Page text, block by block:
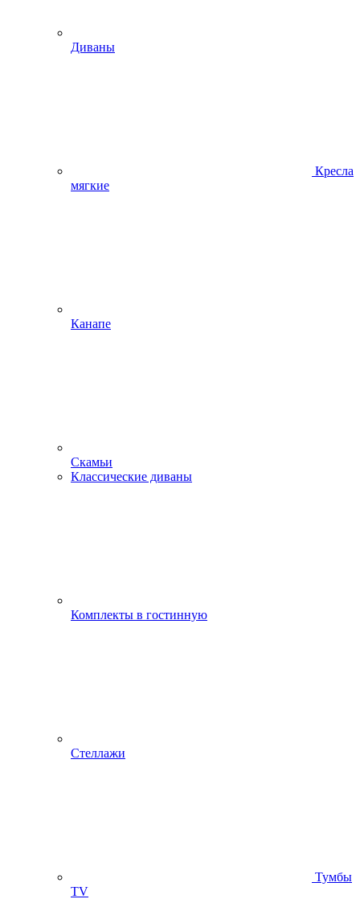
Диваны
Кресла
мягкие
Канапе
Скамьи
Классические диваны
Комплекты в гостинную
Стеллажи
Тумбы
ТV